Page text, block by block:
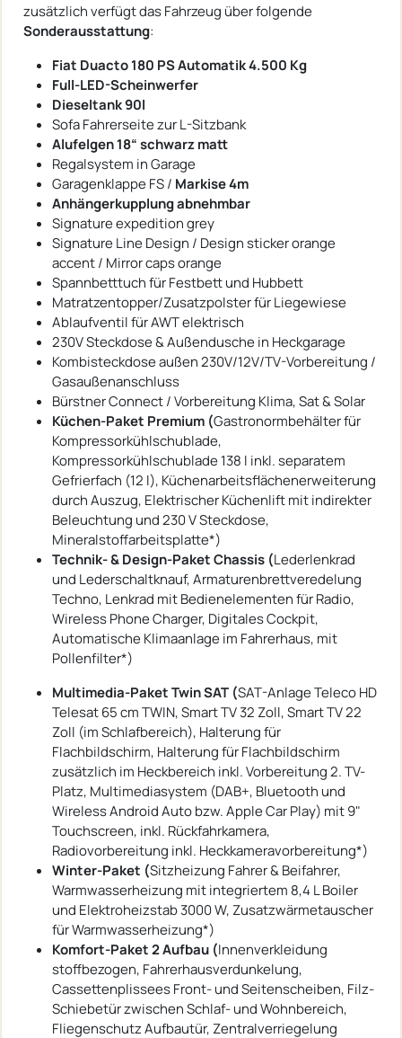
zusätzlich verfügt das Fahrzeug über folgende
Sonderausstattung:
Fiat Duacto 180 PS Automatik 4.500 Kg
Full-LED-Scheinwerfer
Dieseltank 90l
Sofa Fahrerseite zur L-Sitzbank
Alufelgen 18“ schwarz matt
Regalsystem in Garage
Garagenklappe FS / Markise 4m
Anhängerkupplung abnehmbar
Signature expedition grey
Signature Line Design / Design sticker orange
accent / Mirror caps orange
Spannbetttuch für Festbett und Hubbett
Matratzentopper/Zusatzpolster für Liegewiese
Ablaufventil für AWT elektrisch
230V Steckdose & Außendusche in Heckgarage
Kombisteckdose außen 230V/12V/TV-Vorbereitung /
Gasaußenanschluss
Bürstner Connect / Vorbereitung Klima, Sat & Solar
Küchen-Paket Premium (Gastronormbehälter für
Kompressorkühlschublade,
Kompressorkühlschublade 138 l inkl. separatem
Gefrierfach (12 l), Küchenarbeitsflächenerweiterung
durch Auszug, Elektrischer Küchenlift mit indirekter
Beleuchtung und 230 V Steckdose,
Mineralstoffarbeitsplatte*)
Technik- & Design-Paket Chassis (Lederlenkrad
und Lederschaltknauf, Armaturenbrettveredelung
Techno, Lenkrad mit Bedienelementen für Radio,
Wireless Phone Charger, Digitales Cockpit,
Automatische Klimaanlage im Fahrerhaus, mit
Pollenfilter*)
Multimedia-Paket Twin SAT (SAT-Anlage Teleco HD
Telesat 65 cm TWIN, Smart TV 32 Zoll, Smart TV 22
Zoll (im Schlafbereich), Halterung für
Flachbildschirm, Halterung für Flachbildschirm
zusätzlich im Heckbereich inkl. Vorbereitung 2. TV-
Platz, Multimediasystem (DAB+, Bluetooth und
Wireless Android Auto bzw. Apple Car Play) mit 9"
Touchscreen, inkl. Rückfahrkamera,
Radiovorbereitung inkl. Heckkameravorbereitung*)
Winter-Paket (Sitzheizung Fahrer & Beifahrer,
Warmwasserheizung mit integriertem 8,4 L Boiler
und Elektroheizstab 3000 W, Zusatzwärmetauscher
für Warmwasserheizung*)
Komfort-Paket 2 Aufbau (Innenverkleidung
stoffbezogen, Fahrerhausverdunkelung,
Cassettenplissees Front- und Seitenscheiben, Filz-
Schiebetür zwischen Schlaf- und Wohnbereich,
Fliegenschutz Aufbautür, Zentralverriegelung